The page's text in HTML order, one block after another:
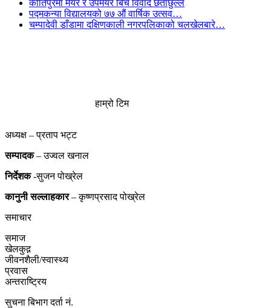
कीर्तिपुरमा मेयर र उपमेयर बिच विवाद छताछुल्ल
पद्मकन्या विद्यालयको ७७ औं ‌‌वार्षिक ‌उत्सव…
चम्पादेवी डाँडामा दक्षिणकाली नगरपलिकाको चलखेलबारे…
हाम्रो टिम
अध्यक्ष – प्रताप भट्ट
सम्पादक– उज्वल खनाल
निर्देशक-सुजन पोख्रेल
कानुनी सल्लाहकार– कृष्णप्रसाद पोख्रेल
समाचार
समाज
खेलकुद़़
जीवनशैली/स्वास्थ्य
प्रवास
अन्तराष्ट्रिय
सुचना बिभाग दर्ता नं.